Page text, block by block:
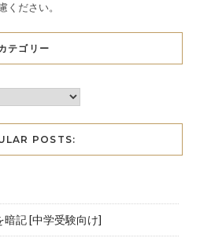
ください。
テゴリー
POSTS:
暗記 [中学受験向け]